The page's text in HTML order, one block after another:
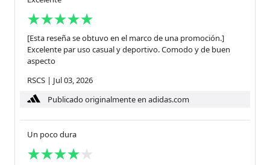
[Esta reseña se obtuvo en el marco de una promoción.]
Excelente par uso casual y deportivo. Comodo y de buen
aspecto
RSCS | Jul 03, 2026
Publicado originalmente en adidas.com
Un poco dura